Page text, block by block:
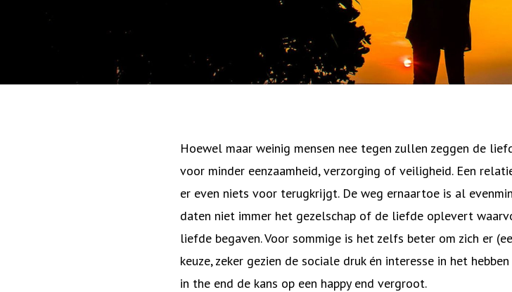
Hoewel maar weinig mensen nee tegen zullen zeggen de
voor minder eenzaamheid, verzorging of veiligheid. Een
er even niets voor terugkrijgt. De weg ernaartoe is al
daten niet immer het gezelschap of de liefde oplevert
liefde begaven. Voor sommige is het zelfs beter om zich er
keuze, zeker gezien de sociale druk én interesse in het
in the end de kans op een happy end vergroot.